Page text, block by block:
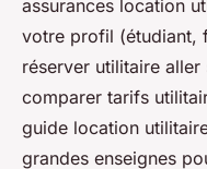
assurances location
votre profil (étudiant,
réserver utilitaire aller
comparer tarifs
guide location
grandes enseignes